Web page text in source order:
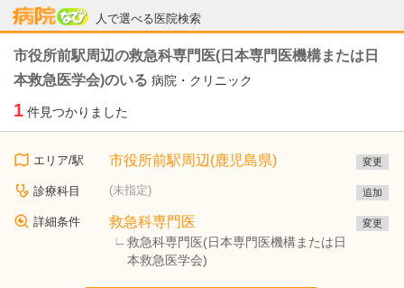
人で選べる医院検索
病院なび
市役所前駅周辺の救急科専門医(日本専門医機構または日
本救急医学会)のいる 病院・クリニック
1 件見つかりました
エリア/駅 市役所前駅周辺(鹿児島県) 変更
診療科目 (未指定) 追加
詳細条件 救急科専門医
救急科専門医(日本専門医機構または日
本救急医学会)
変更